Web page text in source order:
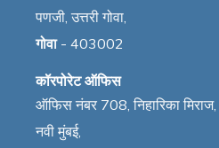
पणजी, उत्तरी गोवा,
गोवा- 403002
कॉरपोरेट ऑफिस
ऑफिस नंबर 708, निहारिका मिराज,
नवी मुंबई,